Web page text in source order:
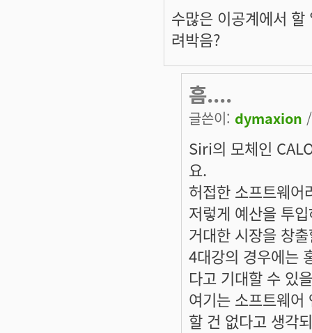
수많은 이공계에서
려박음?
흠....
글쓴이: dymaxion
Siri의 모체인
요.
허접한 소프트웨
저렇게 예산을 투
거대한 시장을 창
4대강의 경우에는
다고 기대할 수 있
여기는 소프트웨어
할 건 없다고 생각